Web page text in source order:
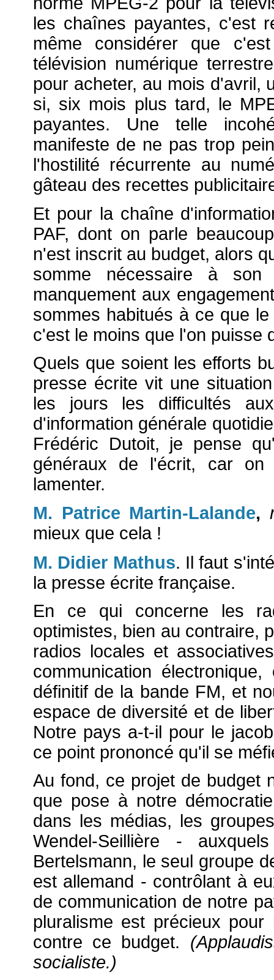
les chaînes payantes, c'est
même considérer que
télévision numérique
pour acheter, au mois d'avril,
si, six mois plus tard, le
payantes. Une telle
manifeste de ne pas trop
l'hostilité récurrente au
gâteau des recettes
Et pour la chaîne
PAF, dont on parle
n'est inscrit au budget, alors
somme nécessaire à
manquement aux
sommes habitués à ce que
c'est le moins que l'on puisse
Quels que soient les efforts
presse écrite vit une
les jours les difficultés
d'information générale
Frédéric Dutoit, je pense
généraux de l'écrit, car
lamenter.
M. Patrice Martin-Lalande,
mieux que cela !
M. Didier Mathus. Il faut
la presse écrite française.
En ce qui concerne les
optimistes, bien au contraire,
radios locales et
communication
définitif de la bande FM, et
espace de diversité et de
Notre pays a-t-il pour le
ce point prononcé qu'il se
Au fond, ce projet de budget
que pose à notre
dans les médias, les
Wendel-Seillière -
Bertelsmann, le seul groupe
est allemand - contrôlant à
de communication de notre
pluralisme est précieux
contre ce budget.
socialiste.)